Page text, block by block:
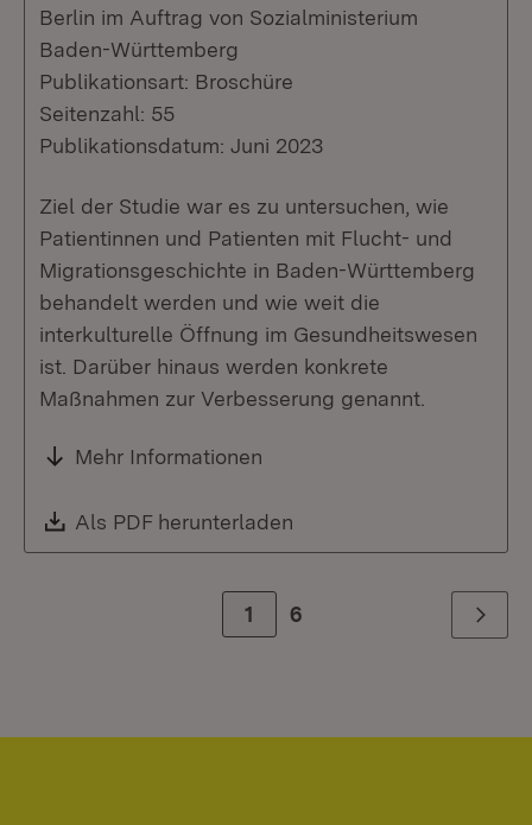
Berlin im Auftrag von Sozialministerium
Baden-Württemberg
Publikationsart: Broschüre
Seitenzahl: 55
Publikationsdatum: Juni 2023
Ziel der Studie war es zu untersuchen, wie
Patientinnen und Patienten mit Flucht- und
Migrationsgeschichte in Baden-Württemberg
behandelt werden und wie weit die
interkulturelle Öffnung im Gesundheitswesen
ist. Darüber hinaus werden konkrete
Maßnahmen zur Verbesserung genannt.
Mehr Informationen
Download:
Als PDF herunterladen
Zur Seite
1 6 Weiter